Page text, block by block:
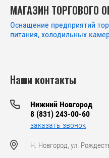
МАГАЗИН ТОРГОВОГО
Оснащение предприятий
питания, холодильных
Наши контакты
Нижний Новгород
8 (831) 243-00-60
заказать звонок
Н. Новгород, ул.